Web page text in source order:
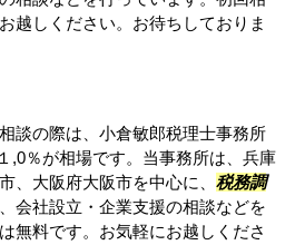
越しください。お待ちしておりま
談の際は、小倉敏郎税理士事務所
,0％が相場です。当事務所は、兵庫
、大阪府大阪市を中心に、 税務調
会社設立・企業支援の相談などを
無料です。お気軽にお越しくださ